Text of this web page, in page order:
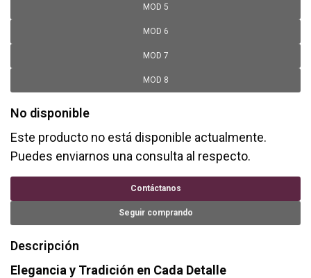
MOD 5
MOD 6
MOD 7
MOD 8
No disponible
Este producto no está disponible actualmente.
Puedes enviarnos una consulta al respecto.
Contáctanos
Seguir comprando
Descripción
Elegancia y Tradición en Cada Detalle